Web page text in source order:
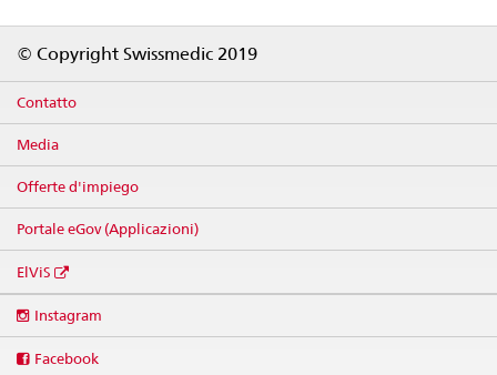
© Copyright Swissmedic 2019
Contatto
Media
Offerte d'impiego
Portale eGov (Applicazioni)
ElViS
media
Instagram
Facebook